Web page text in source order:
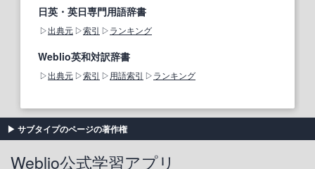
日英・英日専門用語辞書
出典元 索引 ランキング
Weblio英和対訳辞書
出典元 索引 用語索引 ランキング
サブタイプのページの著作権
Weblio公式学習アプリ